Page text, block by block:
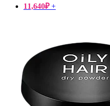
11,640₽+